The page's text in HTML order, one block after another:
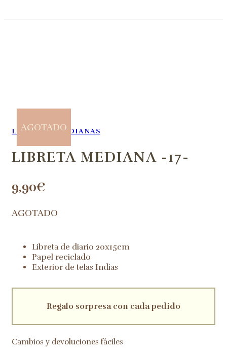
AGOTADO
LIBRETAS,MEDIANAS
LIBRETA MEDIANA -17-
9,90€
AGOTADO
Libreta de diario 20x15cm
Papel reciclado
Exterior de telas Indias
Regalo sorpresa con cada pedido
Cambios y devoluciones fáciles